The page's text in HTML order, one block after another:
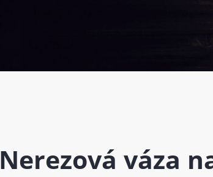
Nerezová váza